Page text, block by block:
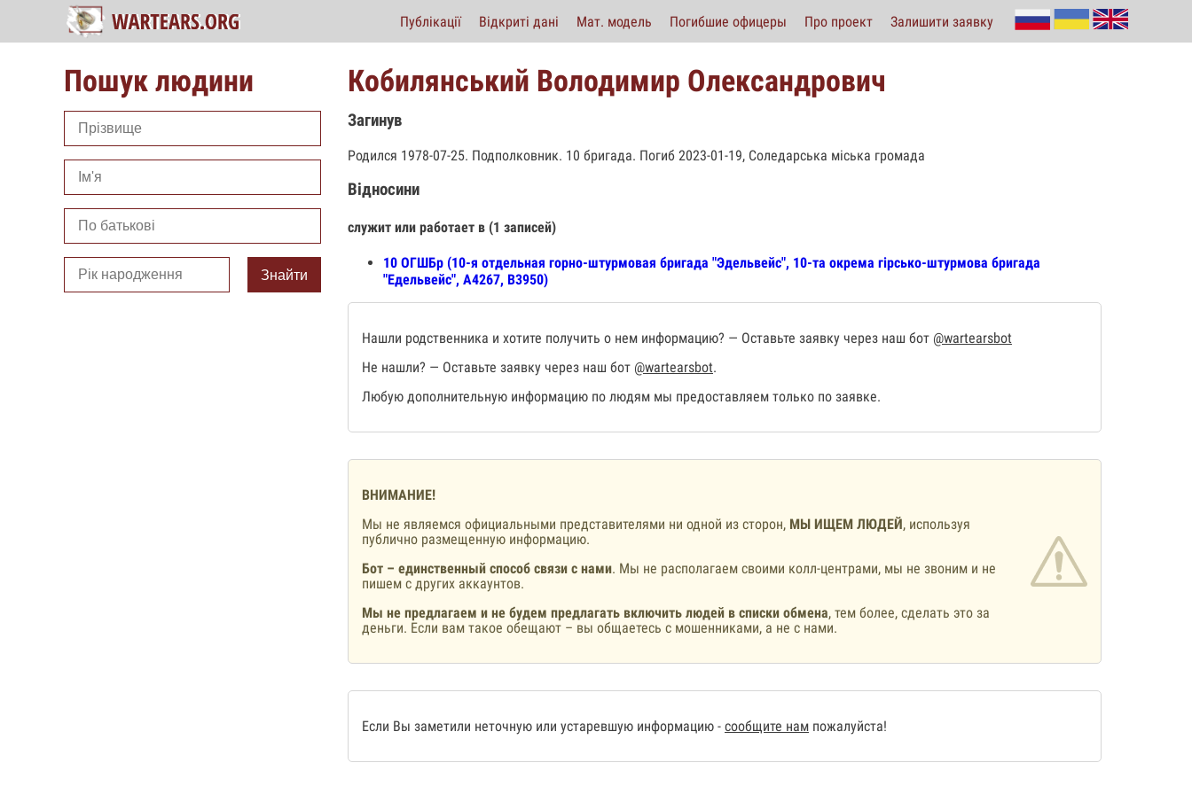
Публікації Відкриті дані Мат. модель Погибшие офицеры Про проект Залишити заявку
Пошук людини
Знайти
Кобилянський Володимир Олександрович
Загинув
Родился 1978-07-25. Подполковник. 10 бригада. Погиб 2023-01-19, Соледарська міська громада
Відносини
служит или работает в (1 записей)
10 ОГШБр (10-я отдельная горно-штурмовая бригада "Эдельвейс", 10-та окрема гірсько-штурмова бригада
"Едельвейс", А4267, В3950)
Нашли родственника и хотите получить о нем информацию? — Оставьте заявку через наш бот @wartearsbot
Не нашли? — Оставьте заявку через наш бот @wartearsbot.
Любую дополнительную информацию по людям мы предоставляем только по заявке.
ВНИМАНИЕ!
Мы не являемся официальными представителями ни одной из сторон, МЫ ИЩЕМ ЛЮДЕЙ, используя
публично размещенную информацию.
Бот – единственный способ связи с нами. Мы не располагаем своими колл-центрами, мы не звоним и не
пишем с других аккаунтов.
Мы не предлагаем и не будем предлагать включить людей в списки обмена, тем более, сделать это за
деньги. Если вам такое обещают – вы общаетесь с мошенниками, а не с нами.
Если Вы заметили неточную или устаревшую информацию - сообщите нам пожалуйста!